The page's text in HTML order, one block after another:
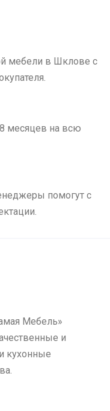
мебели в Шклове с
месяцев на всю
помогут с
Мебель»
и
кухонные